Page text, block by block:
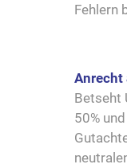
Fehlern
Anrecht
Betseht
50%